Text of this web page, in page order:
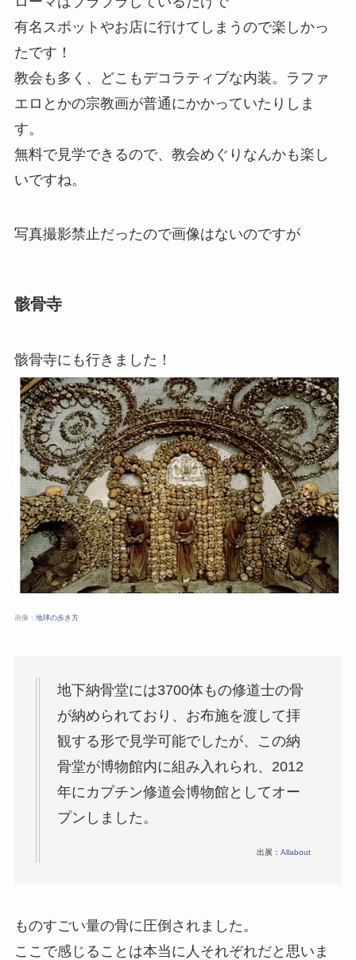
有名スポットやお店に行けてしまうので楽しかっ
たです！
教会も多く、どこもデコラティブな内装。ラファ
エロとかの宗教画が普通にかかっていたりしま
す。
無料で見学できるので、教会めぐりなんかも楽し
いですね。
写真撮影禁止だったので画像はないのですが
骸骨寺
骸骨寺にも行きました！
画像： 地球の歩き方
地下納骨堂には3700体もの修道士の骨
が納められており、お布施を渡して拝
観する形で見学可能でしたが、この納
骨堂が博物館内に組み入れられ、2012
年にカプチン修道会博物館としてオー
プンしました。
出展：Allabout
ものすごい量の骨に圧倒されました。
ここで感じることは本当に人それぞれだと思いま